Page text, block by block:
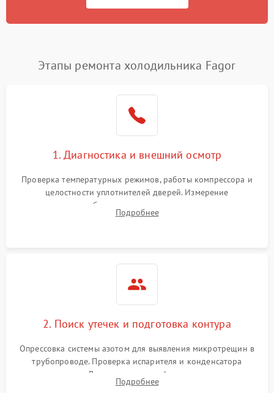
Этапы ремонта холодильника Fagor
1. Диагностика и внешний осмотр
Проверка температурных режимов, работы компрессора и
целостности уплотнителей дверей. Измерение
сопротивления обмоток мотора, проверка термостата и
считывание кодов ошибок с электронного дисплея.
Подробнее
2. Поиск утечек и подготовка контура
Опрессовка системы азотом для выявления микротрещин в
трубопроводе. Проверка испарителя и конденсатора
течеискателем. Демонтаж старого фильтра-осушителя и
продувка капиллярной трубки для устранения засоров.
Подробнее